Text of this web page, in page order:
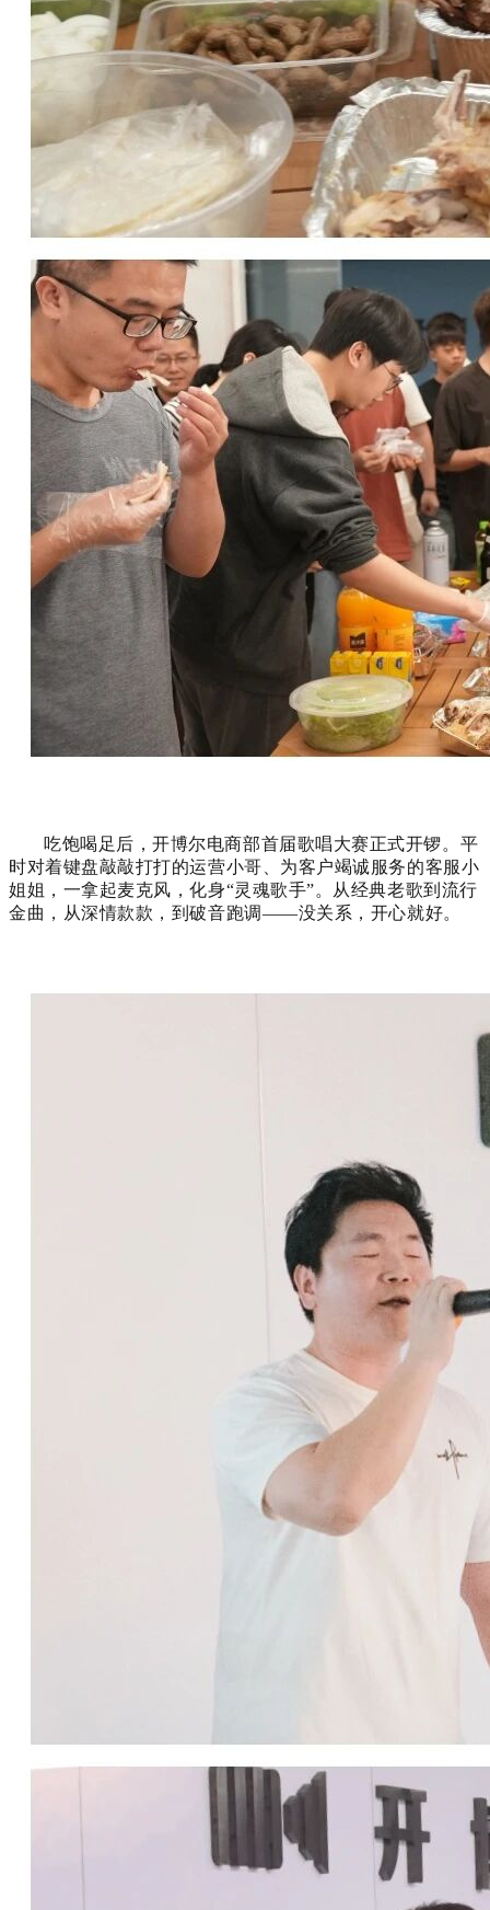
吃饱喝足后，开博尔电商部首届歌唱大赛正式开锣。平
时对着键盘敲敲打打的运营小哥、为客户竭诚服务的客服小
姐姐，一拿起麦克风，化身“灵魂歌手”。从经典老歌到流行
金曲，从深情款款，到破音跑调——没关系，开心就好。